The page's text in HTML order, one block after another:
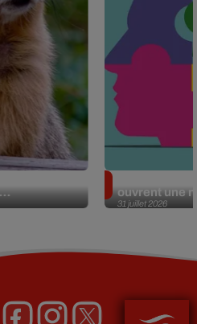
31 juillet 2026
ouvrent une